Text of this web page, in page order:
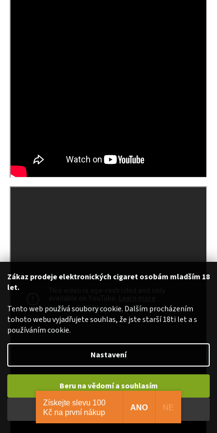
Zákaz prodeje elektronických cigaret osobám mladším 18
let.
Tento web používá soubory cookie. Dalším procházením
tohoto webu vyjadřujete souhlas, že jste starší 18ti let a s
používáním cookie.
Nastavení
Beru na vědomí a nesouhlasím
Beru na vědomí a souhlasím
Získejte slevu 100
Kč na první nákup
ANO NE